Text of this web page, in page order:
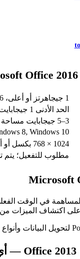
1 جيجاهرتز أو أعلى، x86 أو x64
الحد الأدنى 1 جيجابايت (32 بت) / 2 جيجابايت (64 بت) — يُوصى بـ 4 جيجابايت أو أكثر
3–5 جيجابايت مساحة حرة على HDD أو SSD
8, Windows 10
1024 × 768 بكسل أو أعلى
مطلوب للتفعيل؛ يتم